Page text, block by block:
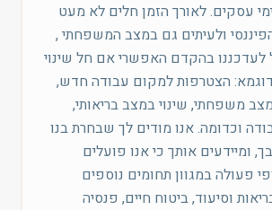
וכל זאת תוך 2 ימי עסקים. לאורך הזמן חלים לא מעט
ולעיתים גם במצב המשפחתי ,
בהקדם האפשרי אם חל שינוי
הצטרפות למקום עבודה חדש,
משפחתי, שינוי במצב בריאותי,
וכדומה. אנו מודים לך שבחרת בנו
ומיידעים אותך כי אנו פועלים
פעולה במגוון תחומים נוספים
וסיעוד, ביטוח חיים, פנסיה